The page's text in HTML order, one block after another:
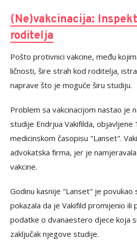
(Ne)vakcinacija:
roditelja
Pošto protivnici vakcine, među
ličnosti, šire strah kod roditelja,
naprave što je moguće širu studiju.
Problem sa vakcinacijom nastao je
studije Endrjua Vakifilda, objavljene
medicinskom časopisu "Lanset".
advokatska firma, jer je
vakcine.
Godinu kasnije "Lanset" je
pokazala da je Vakifild promijenio ili
podatke o dvanaestero djece koja
zaključak njegove studije.